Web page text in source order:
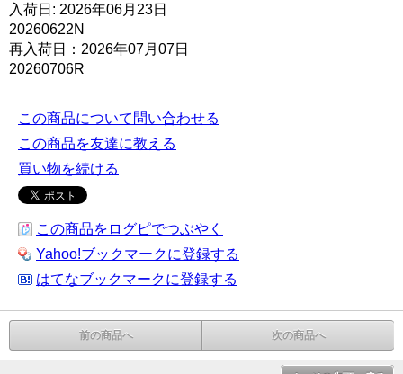
入荷日: 2026年06月23日
20260622N
再入荷日：2026年07月07日
20260706R
この商品について問い合わせる
この商品を友達に教える
買い物を続ける
この商品をログピでつぶやく
Yahoo!ブックマークに登録する
はてなブックマークに登録する
前の商品へ 次の商品へ